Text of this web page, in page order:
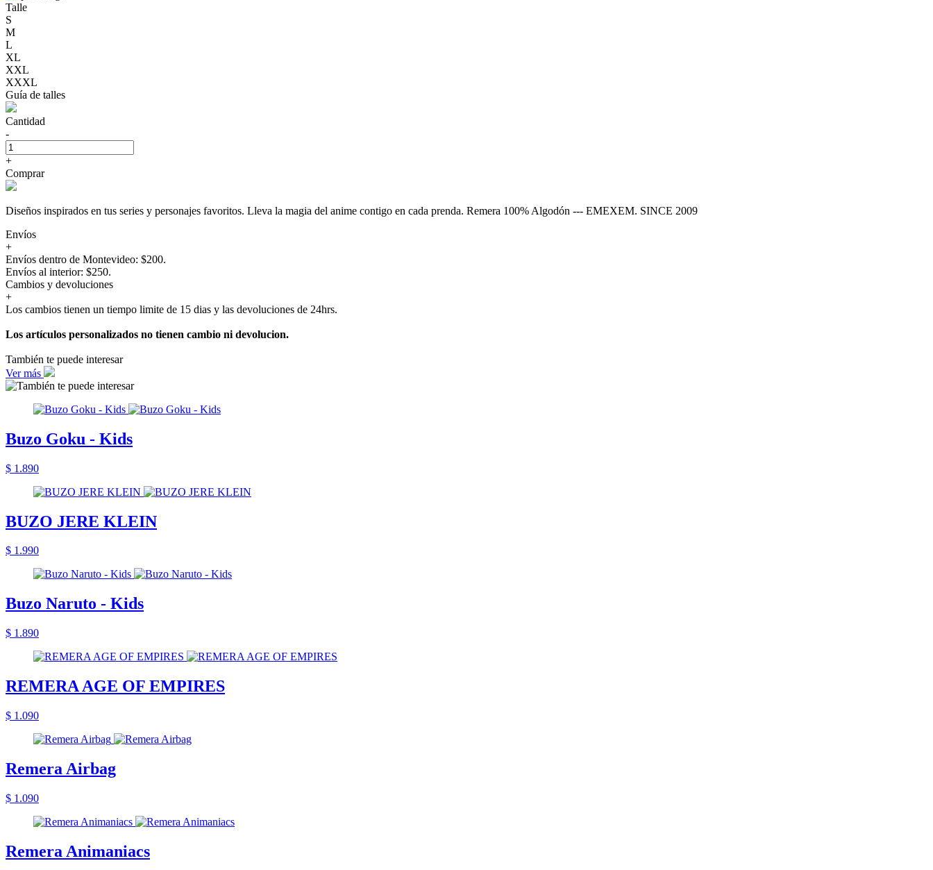
Talle
S
M
L
XL
XXL
XXXL
Guía de talles
Cantidad
-
+
Comprar
Diseños inspirados en tus series y personajes favoritos. Lleva la magia del anime contigo en cada prenda. Remera 100% Algodón --- EMEXEM. SINCE 2009
Envíos
+
Envíos dentro de Montevideo: $200.
Envíos al interior: $250.
Cambios y devoluciones
+
Los cambios tienen un tiempo limite de 15 dias y las devoluciones de 24hrs.
Los artículos personalizados no tienen cambio ni devolucion.
También te puede interesar
Ver más
Buzo Goku - Kids
$ 1.890
BUZO JERE KLEIN
$ 1.990
Buzo Naruto - Kids
$ 1.890
REMERA AGE OF EMPIRES
$ 1.090
Remera Airbag
$ 1.090
Remera Animaniacs